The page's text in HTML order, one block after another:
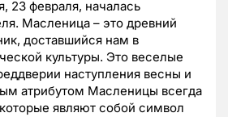
23 февраля, началась
Масленица – это древний
доставшийся нам в
культуры. Это веселые
наступления весны и
атрибутом Масленицы всегда
являют собой символ